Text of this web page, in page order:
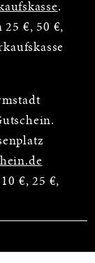
.
25 €, 50 €,
€, 25 €,